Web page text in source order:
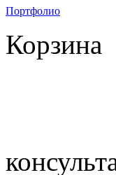
Портфолио
Корзина